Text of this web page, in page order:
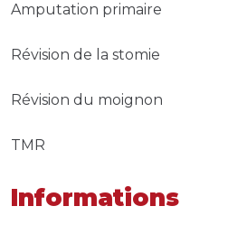
Amputation primaire
Révision de la stomie
Révision du moignon
TMR
Informations